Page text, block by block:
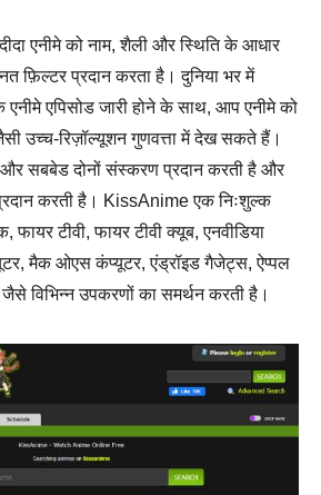
एनीमे को नाम, शैली और स्थिति के आधार
फ़िल्टर प्रदान करता है। दुनिया भर में
एपिसोड जारी होने के साथ, आप एनीमे को
उच्च-रिज़ॉल्यूशन गुणवत्ता में देख सकते हैं।
सबबेड दोनों संस्करण प्रदान करती है और
करती है। KissAnime एक निःशुल्क
फायर टीवी, फायर टीवी क्यूब, एनवीडिया
मैक ओएस कंप्यूटर, एंड्रॉइड गैजेट्स, ऐप्पल
विभिन्न उपकरणों का समर्थन करती है।